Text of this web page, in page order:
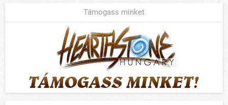
Támogass minket